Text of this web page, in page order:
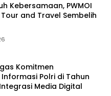
Kebersamaan, PWMOI
Tour and Travel Sembelih
Komitmen
Polri di Tahun
Media Digital